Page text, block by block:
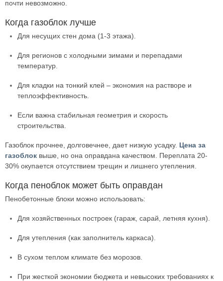
почти невозможно.
Когда газоблок лучше
Для несущих стен дома (1-3 этажа).
Для регионов с холодными зимами и перепадами
температур.
Для кладки на тонкий клей – экономия на растворе и
теплоэффективность.
Если важна стабильная геометрия и скорость
строительства.
Газоблок прочнее, долговечнее, дает низкую усадку. Цена за
газоблок выше, но она оправдана качеством. Переплата 20-
30% окупается отсутствием трещин и лишнего утепления.
Когда пеноблок может быть оправдан
Пенобетонные блоки можно использовать:
Для хозяйственных построек (гараж, сарай, летняя кухня).
Для утепления (как заполнитель каркаса).
В сухом теплом климате без морозов.
При жесткой экономии бюджета и невысоких требованиях к